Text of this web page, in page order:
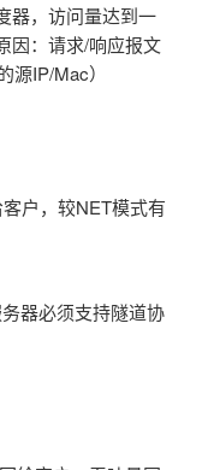
器，访问量达到一
因：请求/响应报文
IP/Mac）
户，较NET模式有
器必须支持隧道协